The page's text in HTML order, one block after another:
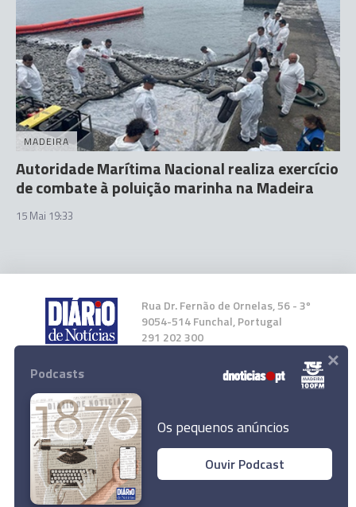
MADEIRA
Autoridade Marítima Nacional realiza exercício
de combate à poluição marinha na Madeira
15 Mai 19:33
Rua Dr. Fernão de Ornelas, 56 - 3º
9054-514 Funchal, Portugal
291 202 300
Instale a nossa App
© 2026 Empresa Diário de Notícias, Lda.
Todos os direitos reservados.
Podcasts
Os pequenos anúncios
Ouvir Podcast
×